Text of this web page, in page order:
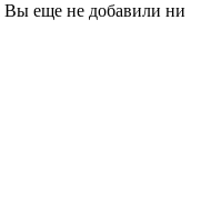
Вы еще не добавили ни